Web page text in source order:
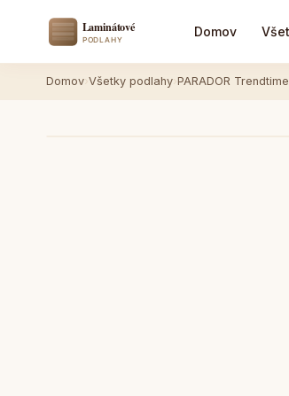
Domov
Domov Všetky podlahy PARADOR